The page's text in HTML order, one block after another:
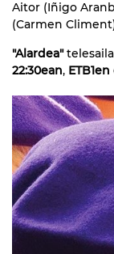
Aitor (Iñigo
(Carmen
"Alardea"telesaila
22:30ean,